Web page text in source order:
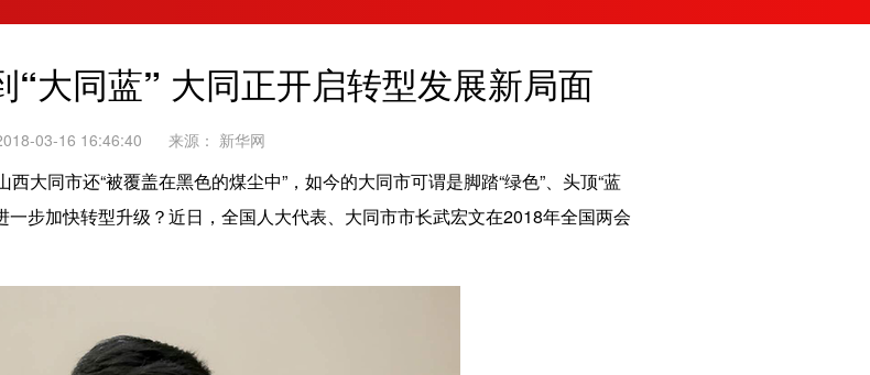
한국어
“大同蓝” 大同正开启转型发展新局面
03-16 16:46:40 来源： 新华网
同市还“被覆盖在黑色的煤尘中”，如今的大同市可谓是脚踏“绿色”、头顶“蓝
一步加快转型升级？近日，全国人大代表、大同市市长武宏文在2018年全国两会